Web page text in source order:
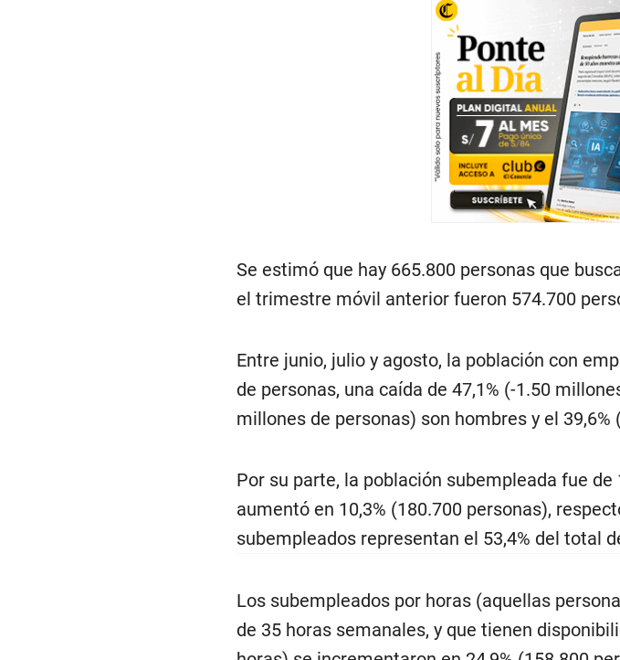
Se estimó que hay 665.800 personas que
el trimestre móvil anterior fueron 574.700
Entre junio, julio y agosto, la población con
de personas, una caída de 47,1% (-1.50
millones de personas) son hombres y el
Por su parte, la población subempleada fue
aumentó en 10,3% (180.700 personas),
subempleados representan el 53,4% del total
Los subempleados por horas (aquellas
de 35 horas semanales, y que tienen